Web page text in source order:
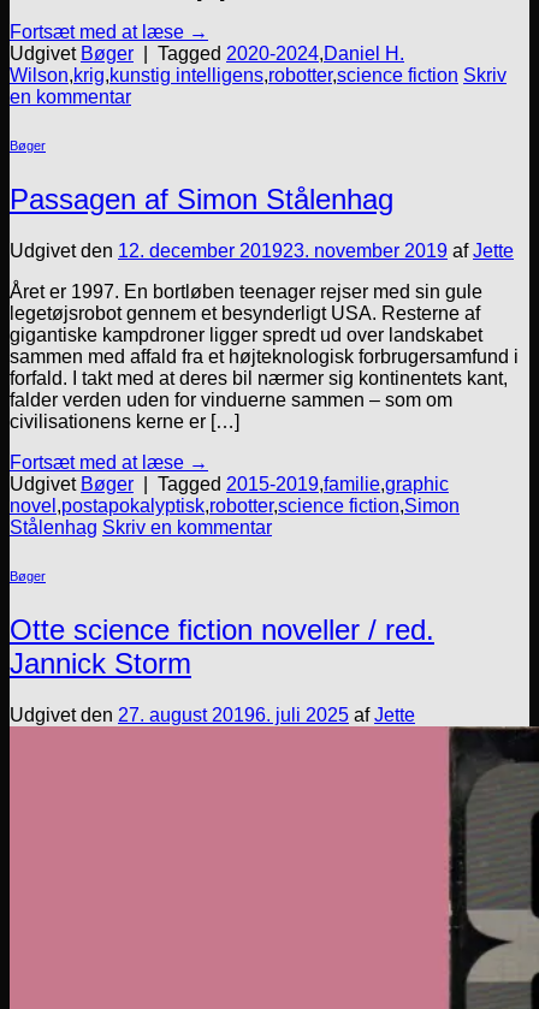
Fortsæt med at læse →
Udgivet Bøger Tagged 2020-2024,Daniel H.
Wilson,krig,kunstig intelligens,robotter,science fiction Skriv
en kommentar
Bøger
Passagen af Simon Stålenhag
Udgivet den 12. december 201923. november 2019 afJette
Året er 1997. En bortløben teenager rejser med sin gule
legetøjsrobot gennem et besynderligt USA. Resterne af
gigantiske kampdroner ligger spredt ud over landskabet
sammen med affald fra et højteknologisk forbrugersamfund i
forfald. I takt med at deres bil nærmer sig kontinentets kant,
falder verden uden for vinduerne sammen – som om
civilisationens kerne er […]
Fortsæt med at læse →
Udgivet Bøger Tagged 2015-2019,familie,graphic
novel ,postapokalyptisk,robotter,science fiction,Simon
Stålenhag Skriv en kommentar
Bøger
Otte science fiction noveller / red.
Jannick Storm
Udgivet den 27. august 20196. juli 2025 afJette